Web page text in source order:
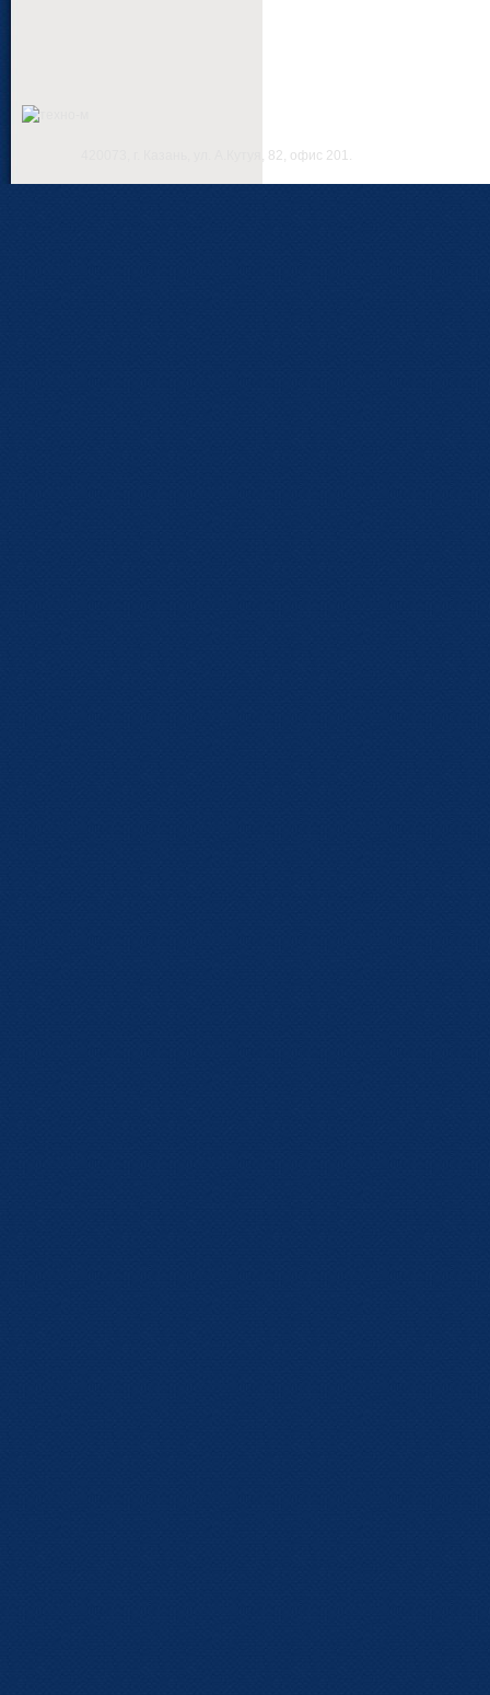
420073, г. Казань, ул. А.Кутуя, 82, офис 201.